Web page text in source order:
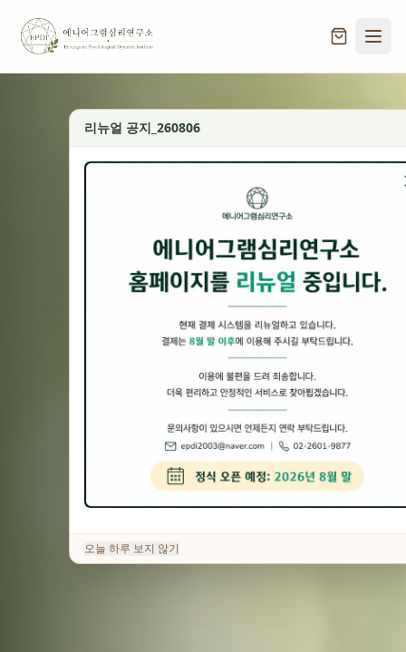
리뉴얼 공지_260806
오늘 하루 보지 않기